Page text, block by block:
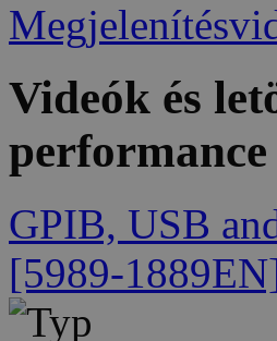
Videók és
GPIB, USB
[5989-